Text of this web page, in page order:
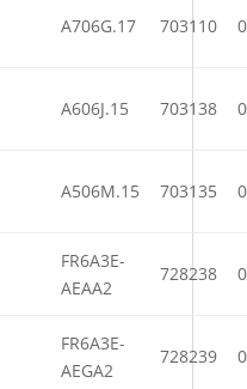
A706G.17 703110
A606J.15 703138
A506M.15 703135
FR6A3E-
AEAA2
728238
FR6A3E-
AEGA2
728239